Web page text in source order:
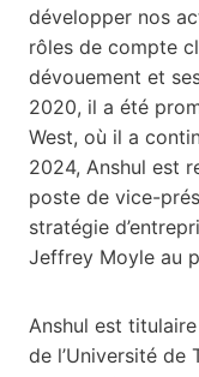
développer nos
rôles de compte
dévouement et
2020, il a été
West, où il a
2024, Anshul est
poste de vice-
stratégie
Jeffrey Moyle au
Anshul est
de l’Université de